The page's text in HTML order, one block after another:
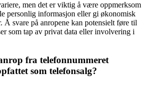
men det er viktig å være oppmerksom
personlig informasjon eller gi økonomisk
Å svare på anropene kan potensielt føre til
som tap av privat data eller involvering i
fra telefonnummeret
som telefonsalg?